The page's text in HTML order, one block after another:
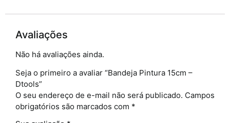
Avaliações
Não há avaliações ainda.
Seja o primeiro a avaliar “Bandeja Pintura 15cm –
Dtools”
O seu endereço de e-mail não será publicado. Campos
obrigatórios são marcados com *